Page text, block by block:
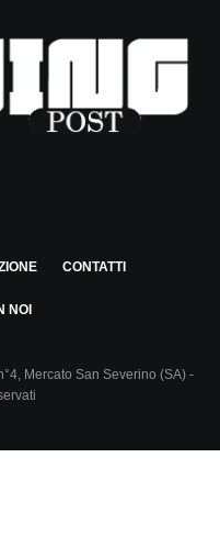
CONTATTI
NOI
Mercato San Severino (SA) -